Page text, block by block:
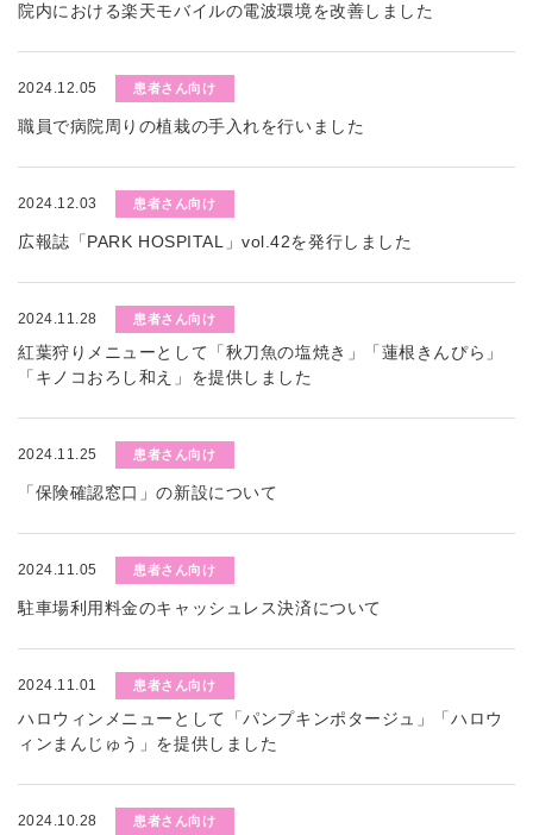
院内における楽天モバイルの電波環境を改善しました
2024.12.05 患者さん向け
職員で病院周りの植栽の手入れを行いました
2024.12.03 患者さん向け
広報誌「PARK HOSPITAL」vol.42を発行しました
2024.11.28 患者さん向け
紅葉狩りメニューとして「秋刀魚の塩焼き」「蓮根きんぴら」
「キノコおろし和え」を提供しました
2024.11.25 患者さん向け
「保険確認窓口」の新設について
2024.11.05 患者さん向け
駐車場利用料金のキャッシュレス決済について
2024.11.01 患者さん向け
ハロウィンメニューとして「パンプキンポタージュ」「ハロウ
ィンまんじゅう」を提供しました
2024.10.28 患者さん向け